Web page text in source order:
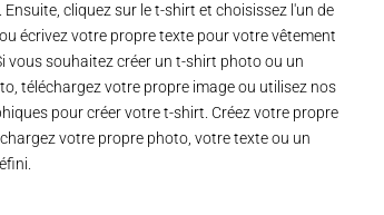
cliquez sur le t-shirt et choisissez l'un de
écrivez votre propre texte pour votre vêtement
vous souhaitez créer un t-shirt photo ou un
téléchargez votre propre image ou utilisez nos
pour créer votre t-shirt. Créez votre propre
votre propre photo, votre texte ou un